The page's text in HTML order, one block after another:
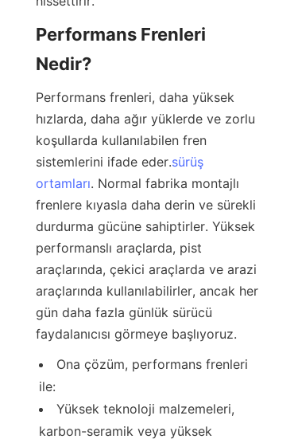
Performans Frenleri
Nedir?
Performans frenleri, daha yüksek
hızlarda, daha ağır yüklerde ve zorlu
koşullarda kullanılabilen fren
sistemlerini ifade eder.sürüş
ortamları. Normal fabrika montajlı
frenlere kıyasla daha derin ve sürekli
durdurma gücüne sahiptirler. Yüksek
performanslı araçlarda, pist
araçlarında, çekici araçlarda ve arazi
araçlarında kullanılabilirler, ancak her
gün daha fazla günlük sürücü
faydalanıcısı görmeye başlıyoruz.
Ona çözüm, performans frenleri
ile:
Yüksek teknoloji malzemeleri,
karbon-seramik veya yüksek